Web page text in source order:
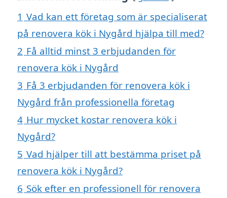
1 Vad kan ett företag som är specialiserat
på renovera kök i Nygård hjälpa till med?
2 Få alltid minst 3 erbjudanden för
renovera kök i Nygård
3 Få 3 erbjudanden för renovera kök i
Nygård från professionella företag
4 Hur mycket kostar renovera kök i
Nygård?
5 Vad hjälper till att bestämma priset på
renovera kök i Nygård?
6 Sök efter en professionell för renovera